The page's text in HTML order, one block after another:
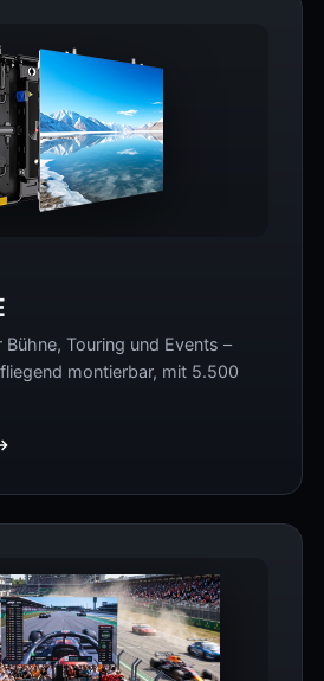
Touring und Events –
montierbar, mit 5.500